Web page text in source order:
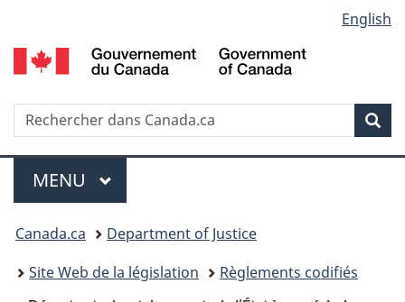
au
contenu
propos
de
la
HTML
simplifiée
selection
English
Recherche
Menu
MENU PRINCIPAL
You
are
Canada.ca
Department of Justice
Site Web de la législation
Règlements codifiés